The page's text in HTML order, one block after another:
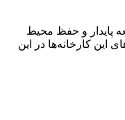
پایدار و حفظ محیط
این کارخانه‌ها در این